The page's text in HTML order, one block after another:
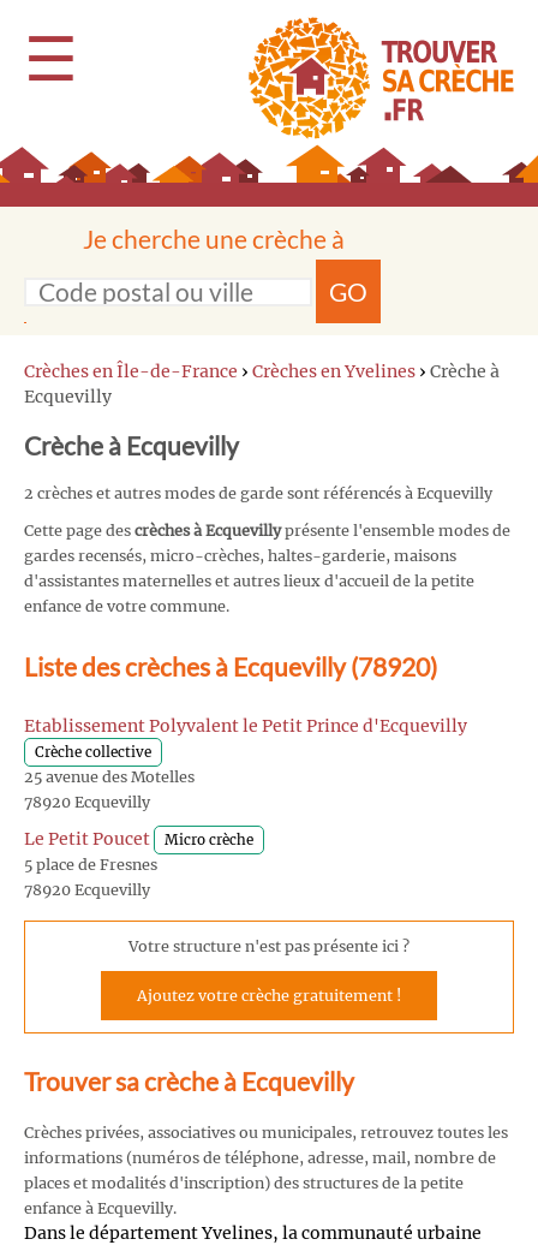
☰
Je cherche une crèche à
GO
Crèches en Île-de-France › Crèches en Yvelines › Crèche à
Ecquevilly
Crèche à Ecquevilly
2 crèches et autres modes de garde sont référencés à Ecquevilly
Cette page des crèches à Ecquevillyprésente l'ensemble modes de
gardes recensés, micro-crèches, haltes-garderie, maisons
d'assistantes maternelles et autres lieux d'accueil de la petite
enfance de votre commune.
Liste des crèches à Ecquevilly (78920)
Etablissement Polyvalent le Petit Prince d'Ecquevilly
Crèche collective
25 avenue des Motelles
78920 Ecquevilly
Le Petit Poucet Micro crèche
5 place de Fresnes
78920 Ecquevilly
Votre structure n'est pas présente ici ?
Ajoutez votre crèche gratuitement !
Trouver sa crèche à Ecquevilly
Crèches privées, associatives ou municipales, retrouvez toutes les
informations (numéros de téléphone, adresse, mail, nombre de
places et modalités d'inscription) des structures de la petite
enfance à Ecquevilly.
Dans le département Yvelines, la communauté urbaine